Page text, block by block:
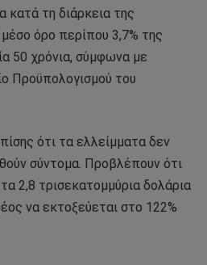
κατά τη διάρκεια της
όρο περίπου 3,7% της
50 χρόνια, σύμφωνα με
Προϋπολογισμού του
ότι τα ελλείμματα δεν
σύντομα. Προβλέπουν ότι
2,8 τρισεκατομμύρια δολάρια
να εκτοξεύεται στο 122%